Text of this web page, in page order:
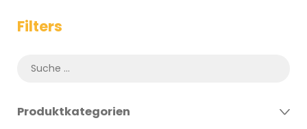
Filters
Produktkategorien